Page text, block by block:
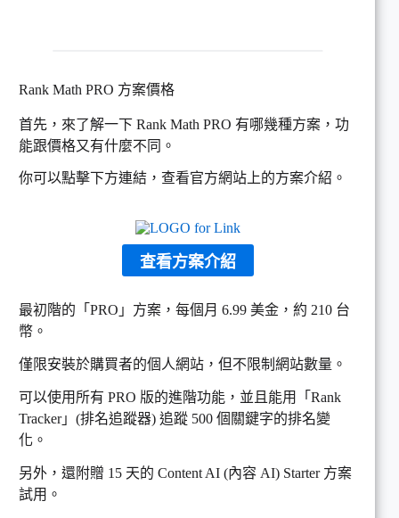
Rank Math PRO 方案價格
首先，來了解一下 Rank Math PRO 有哪幾種方案，功
能跟價格又有什麼不同。
你可以點擊下方連結，查看官方網站上的方案介紹。
查看方案介紹
最初階的「PRO」方案，每個月 6.99 美金，約 210 台
幣。
僅限安裝於購買者的個人網站，但不限制網站數量。
可以使用所有 PRO 版的進階功能，並且能用「Rank
Tracker」(排名追蹤器) 追蹤 500 個關鍵字的排名變
化。
另外，還附贈 15 天的 Content AI (內容 AI) Starter 方案
試用。